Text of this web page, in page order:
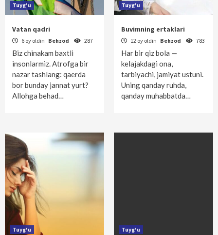
Tuyg'u
Vatan qadri
6 oy oldin Behzod 287
Biz chinakam baxtli
insonlarmiz. Atrofga bir
nazar tashlang: qaerda
bor bunday jannat yurt?
Allohga behad…
Tuyg'u
Buvimning ertaklari
12 oy oldin Behzod 783
Har bir qiz bola —
kelajakdagi ona,
tarbiyachi, jamiyat ustuni.
Uning qanday ruhda,
qanday muhabbatda…
Tuyg'u Tuyg'u